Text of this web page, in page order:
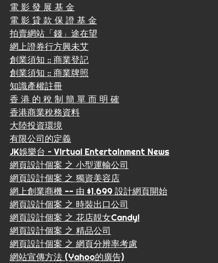
電 影 發 展 基 金
電 影 貸 款 保 證 基 金
拍賣網站「錢」途在望
網上證券行方興未艾
創業須知 :: 商業登記
創業須知 :: 商業牌照
知識產權註冊
香 港 的 稅 制 簡 單 而 明 確
香港商業稅務資料
大陸投資環境
有限公司的定義
JK娛樂台 ~ Virtual Entertainment News
網頁設計個案 之 小型運輸公司
網頁設計個案 之 獨資美容店
網上創業商機 -- 由 $1,699 設計網頁開始
網頁設計個案 之 時裝出口公司
網頁設計個案 之 花店靚女Candy!
網頁設計個案 之 精品公司
網頁設計個案 之 網頁分辨率考慮
網站宣傳方法 (Yahoo的廣告)